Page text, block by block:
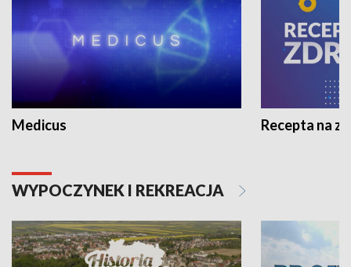
Medicus Recepta na
WYPOCZYNEK I REKREACJA